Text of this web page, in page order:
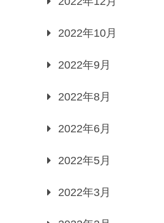
2022年10月
2022年9月
2022年8月
2022年6月
2022年5月
2022年3月